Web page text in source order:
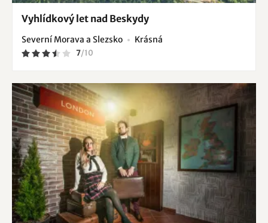
Vyhlídkový let nad Beskydy
Severní Morava a Slezsko Krásná
7/10